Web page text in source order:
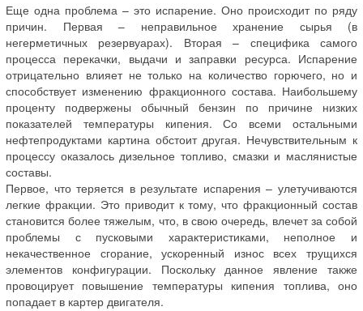
Еще одна проблема – это испарение. Оно происходит по ряду
причин. Первая – неправильное хранение сырья (в
негерметичных резервуарах). Вторая – специфика самого
процесса перекачки, выдачи и заправки ресурса. Испарение
отрицательно влияет не только на количество горючего, но и
способствует изменению фракционного состава. Наибольшему
проценту подвержены обычный бензин по причине низких
показателей температуры кипения. Со всеми остальными
нефтепродуктами картина обстоит другая. Нечувствительным к
процессу оказалось дизельное топливо, смазки и маслянистые
составы.
Первое, что теряется в результате испарения – улетучиваются
легкие фракции. Это приводит к тому, что фракционный состав
становится более тяжелым, что, в свою очередь, влечет за собой
проблемы с пусковыми характеристиками, неполное и
некачественное сгорание, ускоренный износ всех трущихся
элементов конфигурации. Поскольку данное явление также
провоцирует повышение температуры кипения топлива, оно
попадает в картер двигателя.